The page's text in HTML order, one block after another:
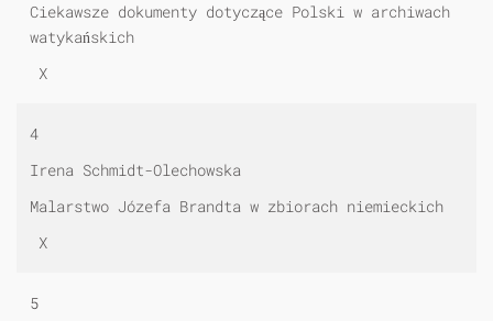
Ciekawsze dokumenty dotyczące Polski w archiwach
watykańskich
X
4
Irena Schmidt-Olechowska
Malarstwo Józefa Brandta w zbiorach niemieckich
X
5